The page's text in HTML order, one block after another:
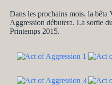
Dans les prochains mois, la bêta
Aggression débutera. La sortie
Printemps 2015.